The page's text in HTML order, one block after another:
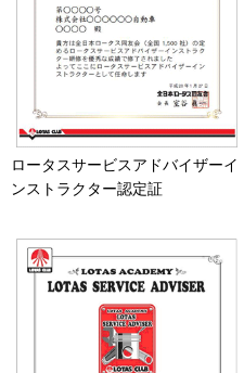
ロータスサービスアドバイザーイ
ンストラクター認定証